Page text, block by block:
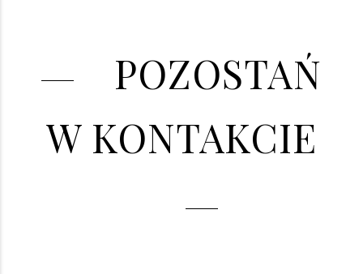
POZOSTAŃ
W KONTAKCIE